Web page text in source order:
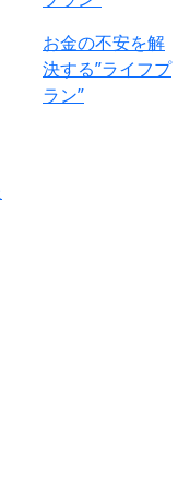
お金の不安を解
決する”ライフプ
ラン”